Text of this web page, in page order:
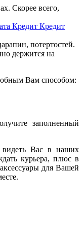
Скорее всего,
Кредит Кредит
потертостей.
держится на
Вам способом:
заполненный
Вас в наших
курьера, плюс в
для Вашей